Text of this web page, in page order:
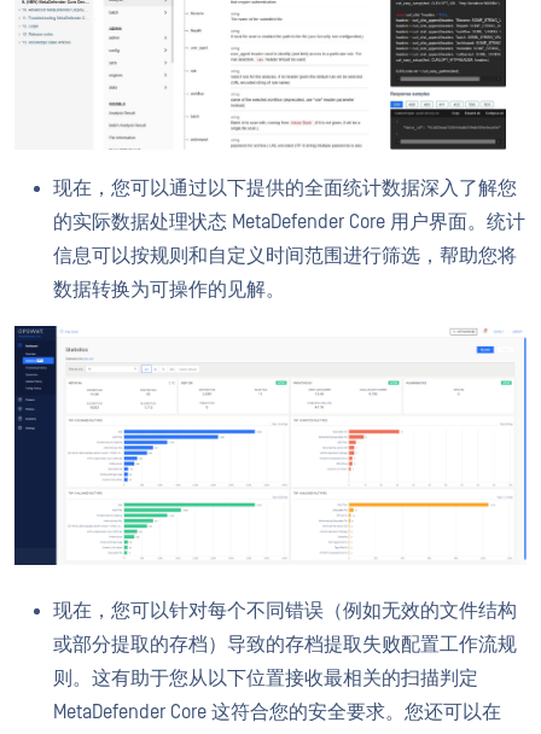
现在，您可以通过以下提供的全面统计数据深入了解您
的实际数据处理状态 MetaDefender Core 用户界面。统计
信息可以按规则和自定义时间范围进行筛选，帮助您将
数据转换为可操作的见解。
现在，您可以针对每个不同错误（例如无效的文件结构
或部分提取的存档）导致的存档提取失败配置工作流规
则。这有助于您从以下位置接收最相关的扫描判定
MetaDefender Core 这符合您的安全要求。您还可以在